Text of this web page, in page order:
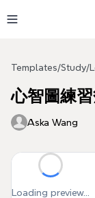
Templates/Study/
心智圖練
Aska Wang
Loading preview...